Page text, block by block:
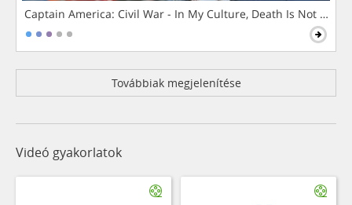
Captain America: Civil War - In My Culture, Death Is Not The
Továbbiak megjelenítése
Videó gyakorlatok